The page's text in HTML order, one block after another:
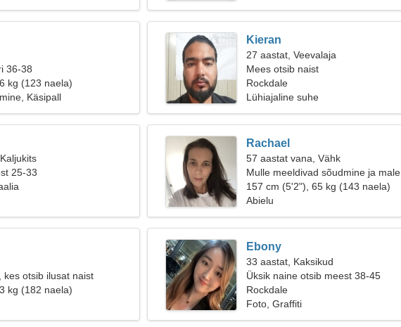
36-38
kg (123 naela)
Käsipall
Kieran
27 aastat, Veevalaja
Mees otsib naist
Rockdale
Lühiajaline suhe
25-33
Rachael
57 aastat vana, Vähk
Mulle meeldivad sõudmine ja male
157 cm (5'2"), 65 kg (143 naela)
Abielu
kes otsib ilusat naist
kg (182 naela)
Ebony
33 aastat, Kaksikud
Üksik naine otsib meest 38-45
Rockdale
Foto, Graffiti